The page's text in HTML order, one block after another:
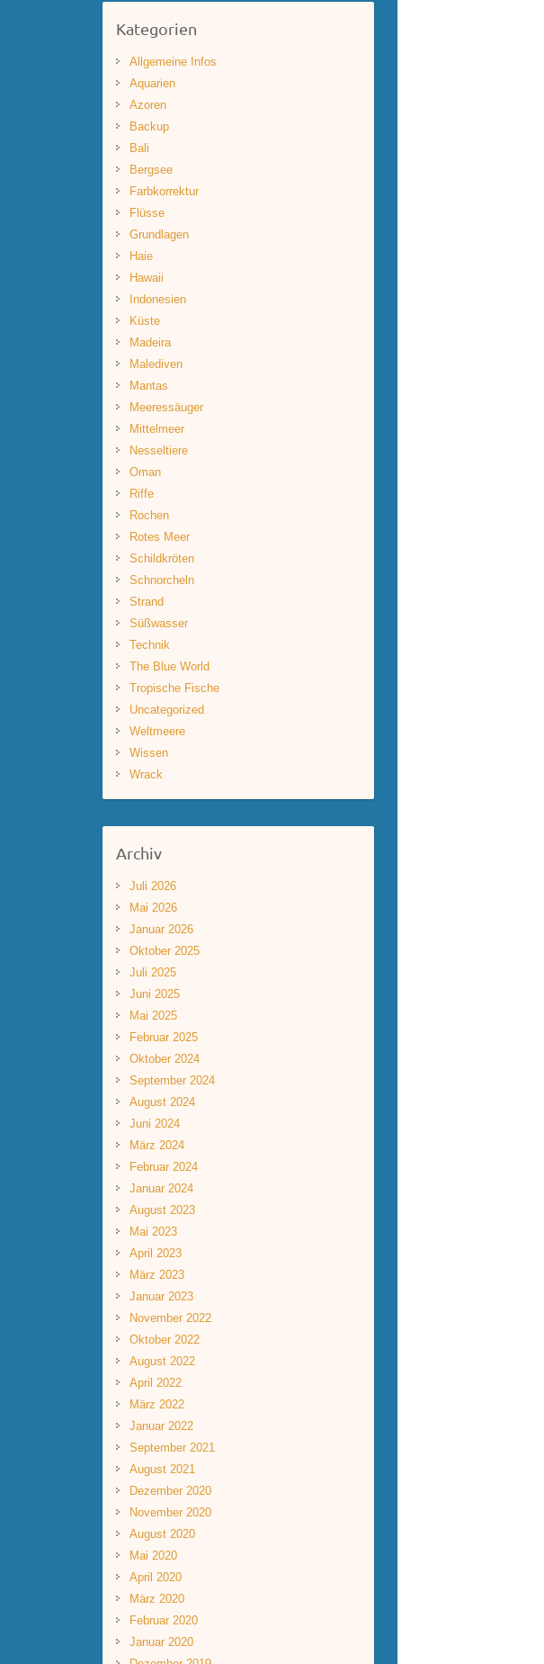
Kategorien
Allgemeine Infos
Aquarien
Azoren
Backup
Bali
Bergsee
Farbkorrektur
Flüsse
Grundlagen
Haie
Hawaii
Indonesien
Küste
Madeira
Malediven
Mantas
Meeressäuger
Mittelmeer
Nesseltiere
Oman
Riffe
Rochen
Rotes Meer
Schildkröten
Schnorcheln
Strand
Süßwasser
Technik
The Blue World
Tropische Fische
Uncategorized
Weltmeere
Wissen
Wrack
Archiv
Juli 2026
Mai 2026
Januar 2026
Oktober 2025
Juli 2025
Juni 2025
Mai 2025
Februar 2025
Oktober 2024
September 2024
August 2024
Juni 2024
März 2024
Februar 2024
Januar 2024
August 2023
Mai 2023
April 2023
März 2023
Januar 2023
November 2022
Oktober 2022
August 2022
April 2022
März 2022
Januar 2022
September 2021
August 2021
Dezember 2020
November 2020
August 2020
Mai 2020
April 2020
März 2020
Februar 2020
Januar 2020